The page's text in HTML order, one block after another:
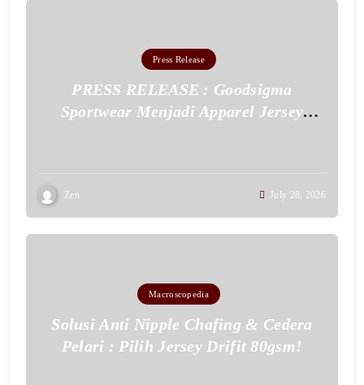
Press Release
PRESS RELEASE : Goodsigma
Sportwear Menjadi Apparel Jersey
Zen July 28, 2026
Macroscopedia
Solusi Anti Nipple Chafing & Cedera
Pelari : Pilih Jersey Drifit 80gsm!